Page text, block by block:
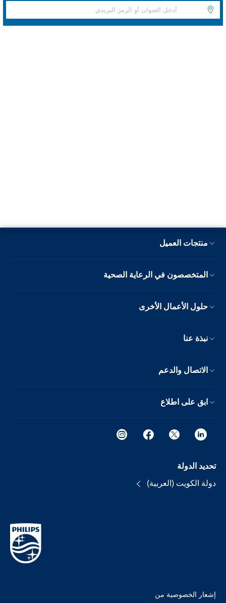
منتجات العميل
المتخصصون في الرعاية الصحية
حلول الأعمال الأخرى
نبذة عنا
الاتصال والدعم
ابق على اطلاع
تحديد الدولة
دولة الكويت (العربية)
إشعار الخصوصية من